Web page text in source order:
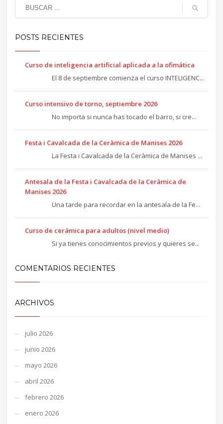
POSTS RECIENTES
Curso de inteligencia artificial aplicada a la ofimática
El 8 de septiembre comienza el curso INTELIGENC...
Curso intensivo de torno, septiembre 2026
No importa si nunca has tocado el barro, si cre...
Festa i Cavalcada de la Ceràmica de Manises 2026
La Festa i Cavalcada de la Ceràmica de Manises ...
Antesala de la Festa i Cavalcada de la Ceràmica de
Manises 2026
Una tarde para recordar en la antesala de la Fe...
Curso de cerámica para adultos (nivel medio)
Si ya tienes conocimientos previos y quieres se...
COMENTARIOS RECIENTES
ARCHIVOS
julio 2026
junio 2026
mayo 2026
abril 2026
febrero 2026
enero 2026